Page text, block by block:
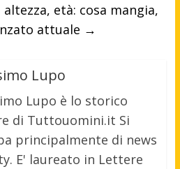
età: cosa mangia,
attuale →
Lupo
Lupo è lo storico
di Tuttouomini.it Si
principalmente di news
E' laureato in Lettere